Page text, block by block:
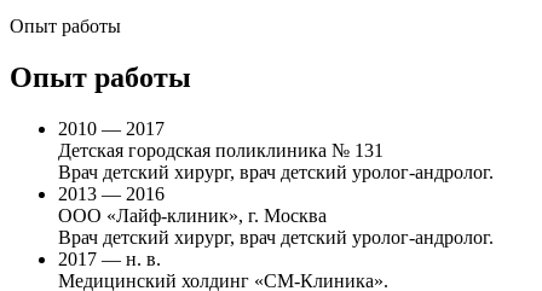
Опыт работы
Опыт работы
2010 — 2017
Детская городская поликлиника № 131
Врач детский хирург, врач детский уролог-андролог.
2013 — 2016
ООО «Лайф-клиник», г. Москва
Врач детский хирург, врач детский уролог-андролог.
2017 — н. в.
Медицинский холдинг «СМ-Клиника».